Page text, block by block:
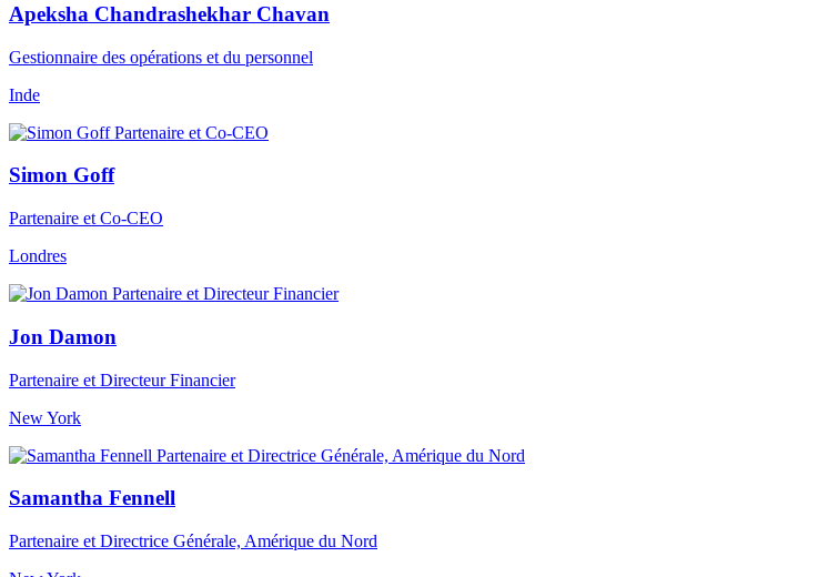
Apeksha Chandrashekhar Chavan
Gestionnaire des opérations et du personnel
Inde
Simon Goff
Partenaire et Co-CEO
Londres
Jon Damon
Partenaire et Directeur Financier
New York
Samantha Fennell
Partenaire et Directrice Générale, Amérique du Nord